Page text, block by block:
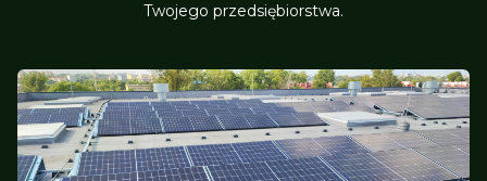
Twojego przedsiębiorstwa.